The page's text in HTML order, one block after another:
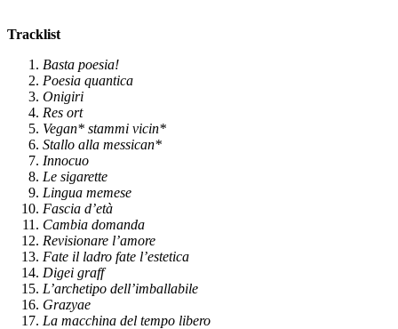
Tracklist
Basta poesia!
Poesia quantica
Onigiri
Res ort
Vegan* stammi vicin*
Stallo alla messican*
Innocuo
Le sigarette
Lingua memese
Fascia d’età
Cambia domanda
Revisionare l’amore
Fate il ladro fate l’estetica
Digei graff
L’archetipo dell’imballabile
Grazyae
La macchina del tempo libero